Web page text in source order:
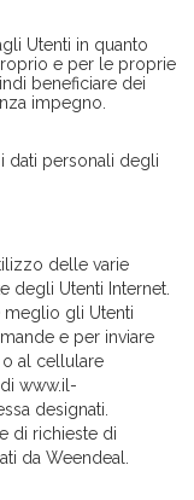
Utenti in quanto
e per le proprie
beneficiare dei
impegno.
dati personali degli
delle varie
degli Utenti Internet.
meglio gli Utenti
e per inviare
al cellulare
www.il-
designati.
di richieste di
da Weendeal.